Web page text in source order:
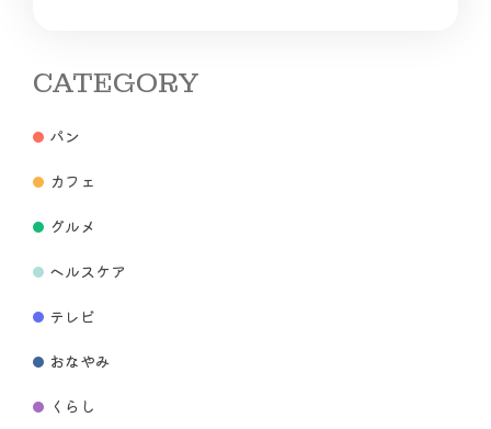
CATEGORY
パン
カフェ
グルメ
ヘルスケア
テレビ
おなやみ
くらし